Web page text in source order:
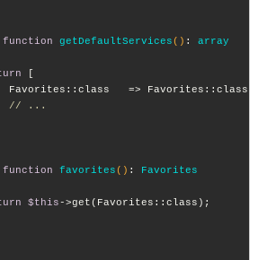
function getDefaultServices () : array
[
Favorites::class   => Favorites::class,
// ...
function favorites () :
Favorites
$this->get(Favorites::class);